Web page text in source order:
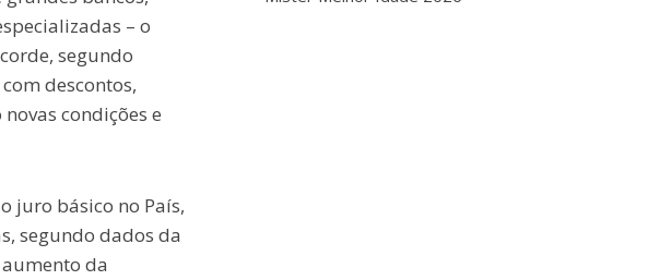
– o
segundo
descontos,
condições e
juro básico no País,
segundo dados da
da